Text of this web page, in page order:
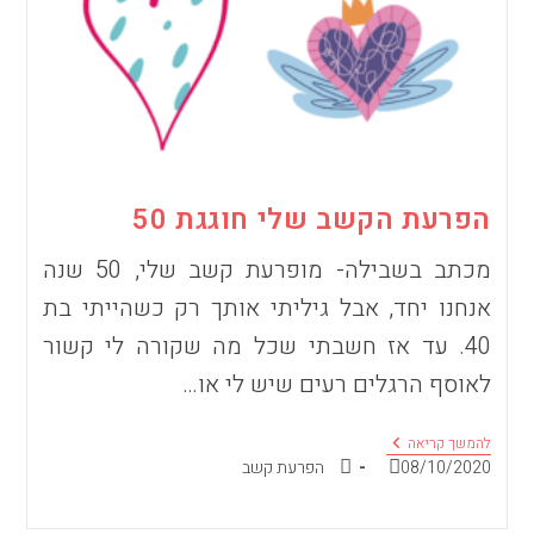
הפרעת הקשב שלי חוגגת 50
מכתב בשבילה- מופרעת קשב שלי, 50 שנה
אנחנו יחד, אבל גיליתי אותך רק כשהייתי בת
40. עד אז חשבתי שכל מה שקורה לי קשור
לאוסף הרגלים רעים שיש לי או…
להמשך קריאההפרעת
הקשב
שלי
פורסם:
08/10/2020 קטגוריה:הפרעת קשב